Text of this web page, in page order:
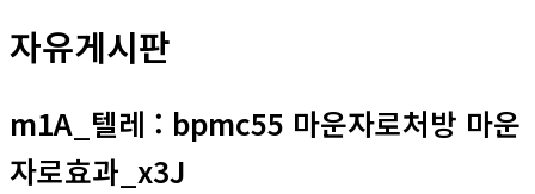
자유게시판
m1A_텔레 : bpmc55 마운자로처방 마운
자로효과_x3J